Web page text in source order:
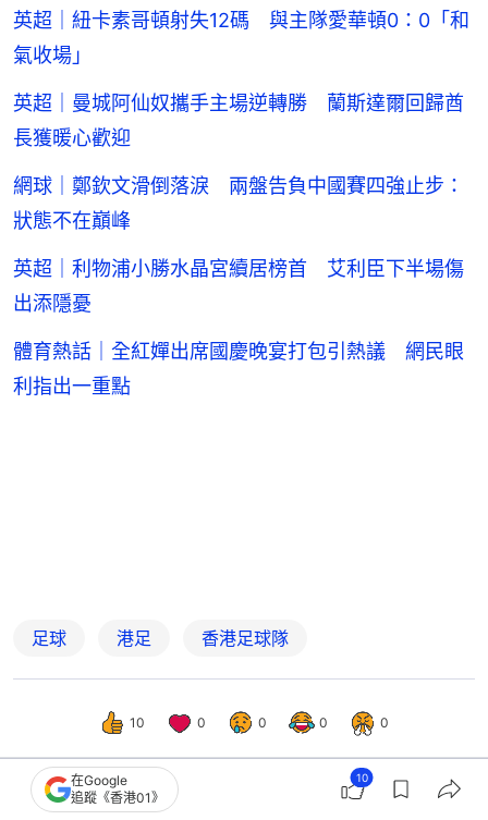
英超｜紐卡素哥頓射失12碼 與主隊愛華頓0：0「和
氣收場」
英超｜曼城阿仙奴攜手主場逆轉勝 蘭斯達爾回歸酋
長獲暖心歡迎
網球｜鄭欽文滑倒落淚 兩盤告負中國賽四強止步：
狀態不在巔峰
英超｜利物浦小勝水晶宮續居榜首 艾利臣下半場傷
出添隱憂
體育熱話｜全紅嬋出席國慶晚宴打包引熱議 網民眼
利指出一重點
足球 港足 香港足球隊
10 0 0 0 0
在Google
追蹤《香港01》
10